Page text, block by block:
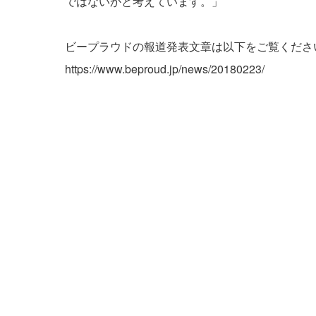
ビープラウドの報道発表文章は以下をご覧くだ
https://www.beproud.jp/news/20180223/